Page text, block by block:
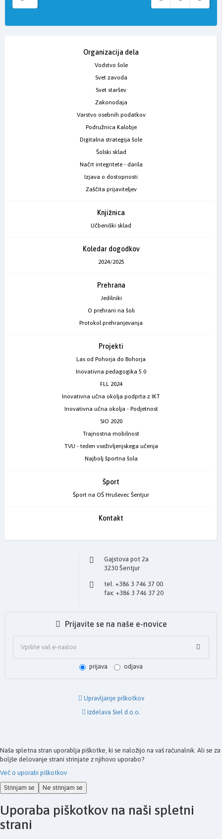
Organizacija dela
Vodstvo šole
Svet zavoda
Svet staršev
Zakonodaja
Varstvo osebnih podatkov
Podružnica Kalobje
Digitalna strategija šole
Šolski sklad
Načrt integritete - darila
Izjava o dostopnosti
Zaščita prijaviteljev
Knjižnica
Učbeniški sklad
Koledar dogodkov
2024/2025
Prehrana
Jedilniki
O prehrani na šoli
Protokol prehranjevanja
Projekti
Las od Pohorja do Bohorja
Inovativna pedagogika 5.0
FLL 2024
Inovativna učna okolja podprta z IKT
Inovativna učna okolja - Podjetnost
SIO 2020
Trajnostna mobilnost
TVU - teden vseživljenjskega učenja
Najbolj športna šola
Šport
Šport na OŠ Hruševec Šentjur
Kontakt
Gajstova pot 2a
3230 Šentjur
tel. +386 3 746 37 00
fax: +386 3 746 37 20
Prijavite se na naše e-novice
prijava odjava
Upravljanje piškotkov
Izdelava Siel d.o.o.
Naša spletna stran uporablja piškotke, ki se naložijo na vaš računalnik. Ali se za
boljše delovanje strani strinjate z njihovo uporabo?
Več o uporabi piškotkov
Strinjam se
Ne strinjam se
Uporaba piškotkov na naši spletni
strani